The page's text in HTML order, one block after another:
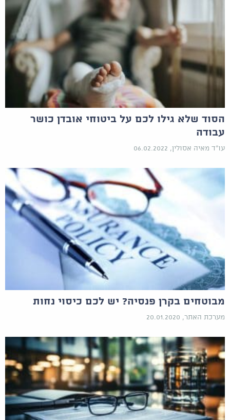
הסוד שלא גילו לכם על ביטוחי אובדן כושר
עבודה
עו"ד מאיה אסולין, 06.02.2022
מבוטחים בקרן פנסיה? יש לכם כיסוי נחות
מערכת האתר, 20.01.2020